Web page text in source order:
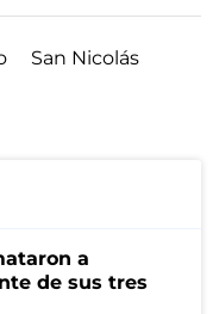
San Nicolás
a
de sus tres